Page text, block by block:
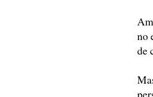
no
de